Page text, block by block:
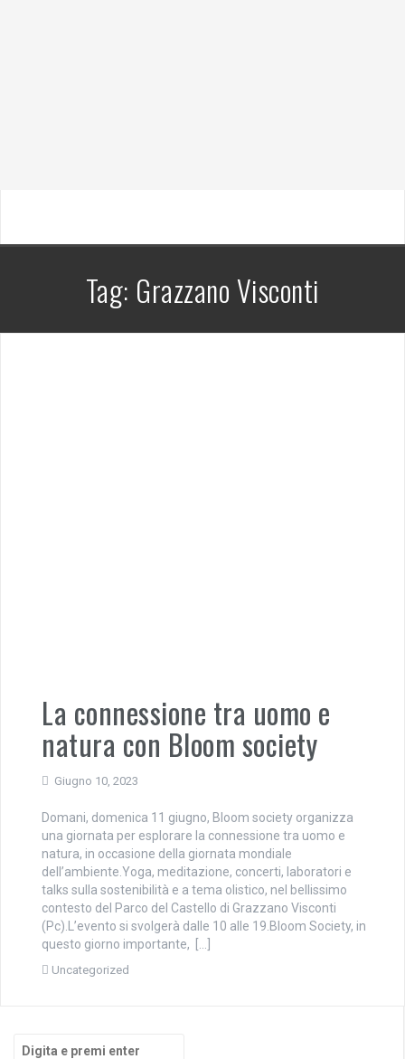
Tag: Grazzano Visconti
La connessione tra uomo e
natura con Bloom society
Giugno 10, 2023
Domani, domenica 11 giugno, Bloom society organizza
una giornata per esplorare la connessione tra uomo e
natura, in occasione della giornata mondiale
dell’ambiente.Yoga, meditazione, concerti, laboratori e
talks sulla sostenibilità e a tema olistico, nel bellissimo
contesto del Parco del Castello di Grazzano Visconti
(Pc).L’evento si svolgerà dalle 10 alle 19.Bloom Society, in
questo giorno importante, […]
Uncategorized